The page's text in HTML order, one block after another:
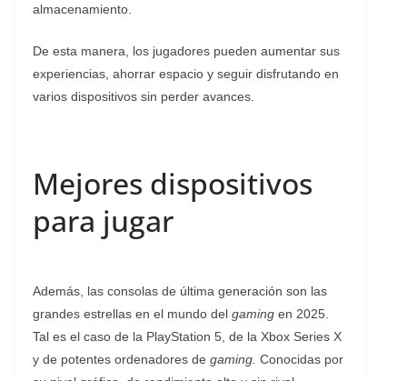
almacenamiento.
De esta manera, los jugadores pueden aumentar sus
experiencias, ahorrar espacio y seguir disfrutando en
varios dispositivos sin perder avances.
Mejores dispositivos
para jugar
Además, las consolas de última generación son las
grandes estrellas en el mundo del gaming en 2025.
Tal es el caso de la PlayStation 5, de la Xbox Series X
y de potentes ordenadores de gaming. Conocidas por